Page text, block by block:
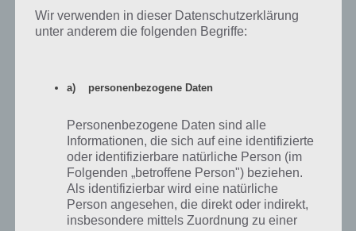
Band-Mitglieder trainieren oder neue
Anheuern
Als nächstes, was ihr direkt beeinflussen könnt, ist die Qualität eurer
Bandmitglieder. Wenn ihr auf dem Markt (Meine Band -> Audition)
welche sucht, könnt ihr direkt deren Stärken sehen. Maximal 6
Bandmitglieder könnt ihr gleichzeitig haben. Es lohnt sich
Wir verwenden in dieser Datenschutzerklärung
unter anderem die folgenden Begriffe:
a) personenbezogene Daten
Personenbezogene Daten sind alle
Informationen, die sich auf eine identifizierte
oder identifizierbare natürliche Person (im
Folgenden „betroffene Person") beziehen.
Als identifizierbar wird eine natürliche
Person angesehen, die direkt oder indirekt,
insbesondere mittels Zuordnung zu einer